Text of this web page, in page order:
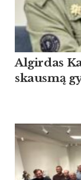
Algirdas
skausmą